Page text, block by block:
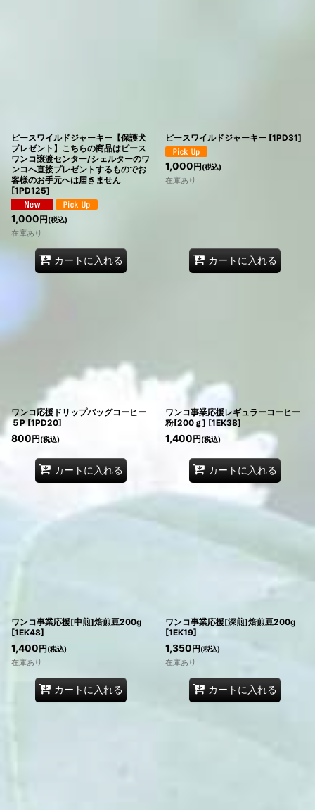
ピースワイルドジャーキー【保護犬
プレゼント】こちらの商品はピース
ワンコ譲渡センター/シェルターのワ
ンコへ直接プレゼントするものでお
客様のお手元へは届きません
[1PD125]
1,000円(税込)
在庫あり
カートに入れる
ピースワイルドジャーキー [1PD31]
1,000円(税込)
在庫あり
カートに入れる
ワンコ応援ドリップバッグコーヒー
５P [1PD20]
800円(税込)
カートに入れる
ワンコ事業応援レギュラーコーヒー
粉[200ｇ] [1EK38]
1,400円(税込)
カートに入れる
ワンコ事業応援[中煎]焙煎豆200g
[1EK48]
1,400円(税込)
在庫あり
カートに入れる
ワンコ事業応援[深煎]焙煎豆200g
[1EK19]
1,350円(税込)
在庫あり
カートに入れる